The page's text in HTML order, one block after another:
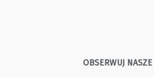
OBSERWUJ